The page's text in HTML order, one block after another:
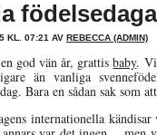
KL. 07:21 AV REBECCA (ADMIN)
god vän år, grattisbaby.
än vanliga
Bara en sådan sak som
internationella